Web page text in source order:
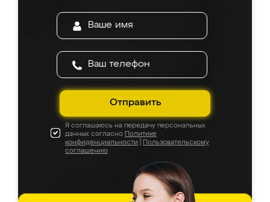
Отправить
Я соглашаюсь на передачу персональных
данных согласно Политике
конфиденциальности
Пользовательскому
соглашению